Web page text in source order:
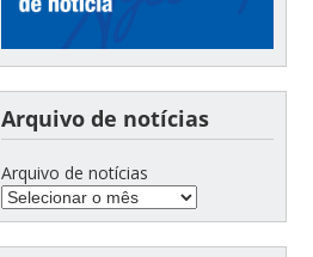
Arquivo de notícias
Arquivo de notícias